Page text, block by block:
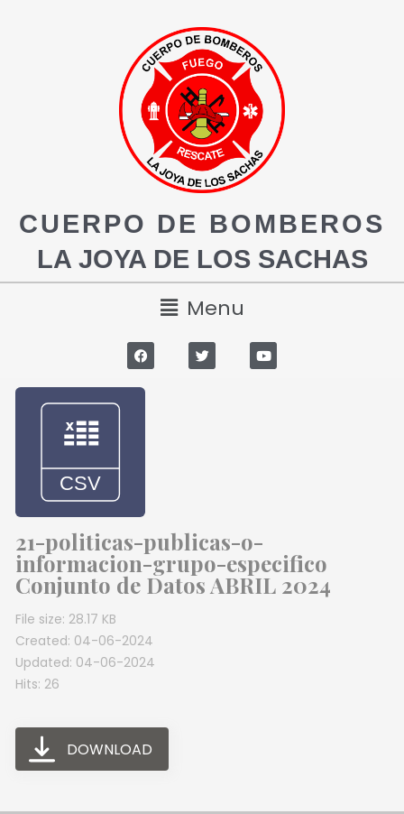
CUERPO DE BOMBEROS
LA JOYA DE LOS SACHAS
Menu
21-politicas-publicas-o-
informacion-grupo-especifico
Conjunto de Datos ABRIL 2024
File size: 28.17 KB
Created: 04-06-2024
Updated: 04-06-2024
Hits: 26
DOWNLOAD